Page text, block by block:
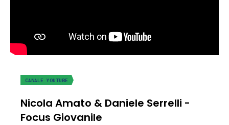
CANALE YOUTUBE
Nicola Amato & Daniele Serrelli -
Focus Giovanile